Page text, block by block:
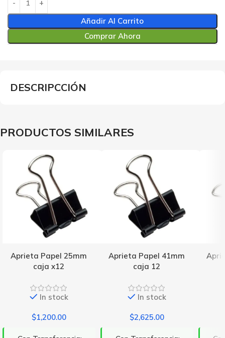
Añadir Al Carrito
Comprar Ahora
DESCRIPCCIÓN
PRODUCTOS SIMILARES
Aprieta Papel 25mm
caja x12
In stock
$1,200.00
Aprieta Papel 41mm
caja 12
In stock
$2,625.00